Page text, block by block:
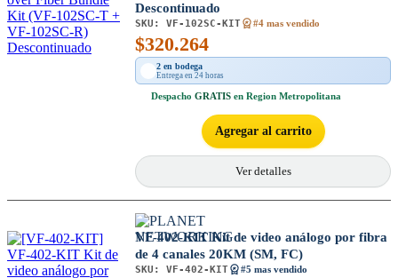
Descontinuado
SKU: VF-102SC-KIT #4 mas vendido
$320.264
2 en bodega
Entrega en 24 horas
Despacho GRATIS en Region Metropolitana
Agregar al carrito
Ver detalles
VF-402-KIT Kit de video análogo por fibra
de 4 canales 20KM (SM, FC)
SKU: VF-402-KIT #5 mas vendido